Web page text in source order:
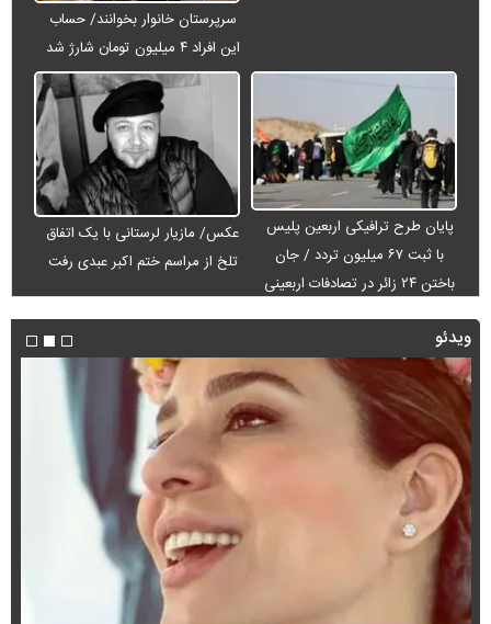
سرپرستان خانوار بخوانند/ حساب
این افراد ۴ میلیون تومان شارژ شد
پایان طرح ترافیکی اربعین پلیس
با ثبت ۶۷ میلیون تردد / جان
باختن ۲۴ زائر در تصادفات اربعینی
عکس/ مازیار لرستانی با یک اتفاق
تلخ از مراسم ختم اکبر عبدی رفت
ویدئو